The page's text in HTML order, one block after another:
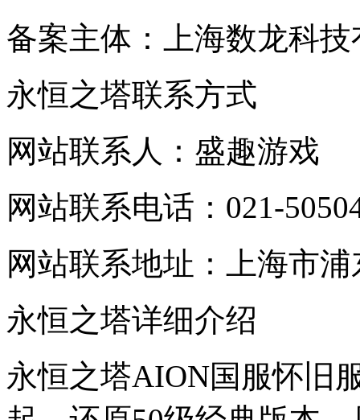
备案主体：上海数龙科
永恒之塔联系方式
网站联系人：盛趣游戏
网站联系电话：021-
网站联系地址：上海市
永恒之塔详细介绍
永恒之塔AION国服怀旧